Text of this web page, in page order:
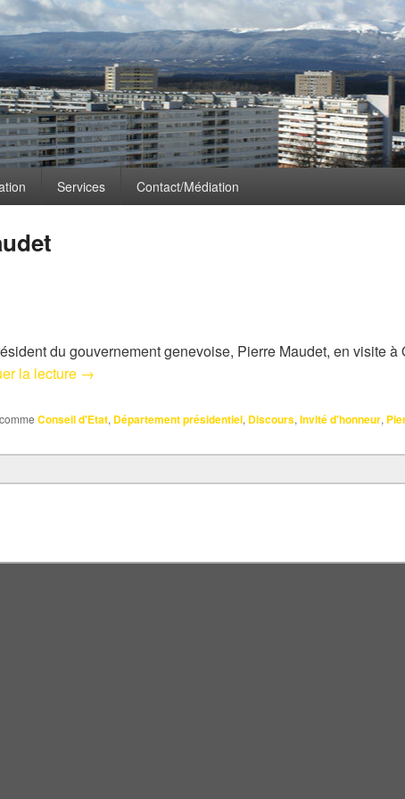
Services Contact/Médiation
CLÉS :PREMIER AOUT
du gouvernement genevoise, Pierre Maudet, en visite
la lecture Actu Pierre Maudet
→
Conseil d'Etat, Département présidentiel, Discours, Invité d'honneur,